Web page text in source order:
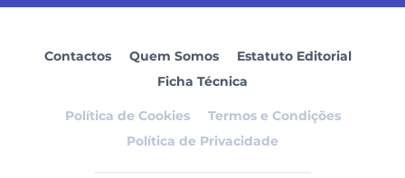
Contactos Quem Somos
Estatuto Editorial
Ficha Técnica
Política de Cookies
Termos e Condições
Política de Privacidade